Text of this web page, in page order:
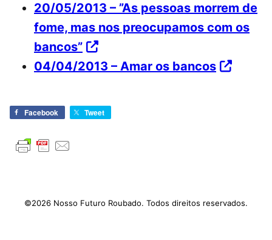
20/05/2013 – ”As pessoas morrem de
fome, mas nos preocupamos com os
bancos”
04/04/2013 – Amar os bancos
Facebook Tweet
©2026 Nosso Futuro Roubado. Todos direitos reservados.